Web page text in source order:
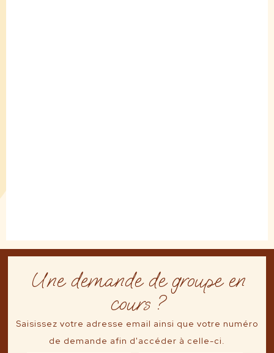
Une demande de groupe en
cours ?
Saisissez votre adresse email ainsi que votre numéro
de demande afin d'accéder à celle-ci.